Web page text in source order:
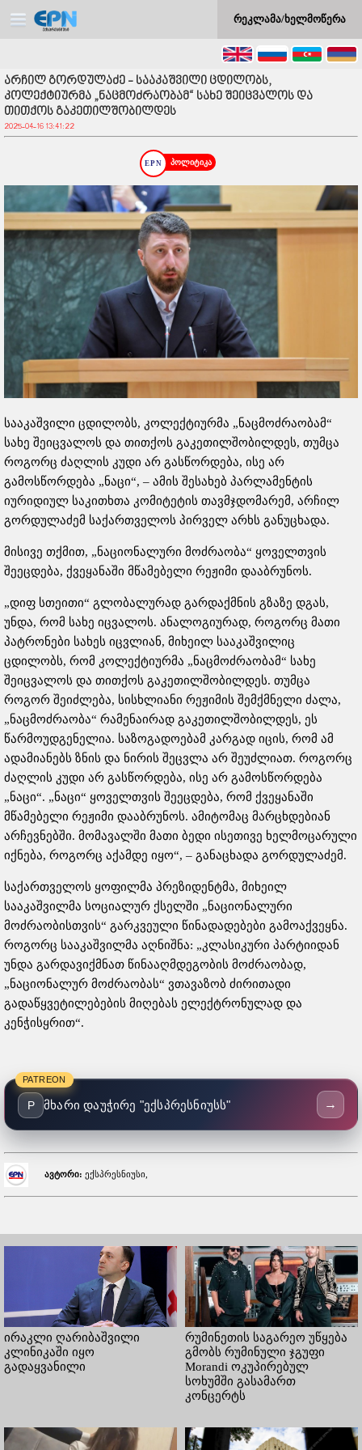
რეკლამა/ხელმოწერა
არჩილ გორდულაძე - სააკაშვილი ცდილობს,
კოლექტიურმა „ნაცმოძრაობამ“ სახე შეიცვალოს და
თითქოს გაკეთილშობილდეს
2025-04-16 13:41:22
პოლიტიკა
სააკაშვილი ცდილობს, კოლექტიურმა „ნაცმოძრაობამ“
სახე შეიცვალოს და თითქოს გაკეთილშობილდეს, თუმცა
როგორც ძაღლის კუდი არ გასწორდება, ისე არ
გამოსწორდება „ნაცი“, – ამის შესახებ პარლამენტის
იურიდიულ საკითხთა კომიტეტის თავმჯდომარემ, არჩილ
გორდულაძემ საქართველოს პირველ არხს განუცხადა.
მისივე თქმით, „ნაციონალური მოძრაობა“ ყოველთვის
შეეცდება, ქვეყანაში მწამებელი რეჟიმი დააბრუნოს.
„დიფ სთეითი“ გლობალურად გარდაქმნის გზაზე დგას,
უნდა, რომ სახე იცვალოს. ანალოგიურად, როგორც მათი
პატრონები სახეს იცვლიან, მიხეილ სააკაშვილიც
ცდილობს, რომ კოლექტიურმა „ნაცმოძრაობამ“ სახე
შეიცვალოს და თითქოს გაკეთილშობილდეს. თუმცა
როგორ შეიძლება, სისხლიანი რეჟიმის შემქმნელი ძალა,
„ნაცმოძრაობა“ რამენაირად გაკეთილშობილდეს, ეს
წარმოუდგენელია. საზოგადოებამ კარგად იცის, რომ ამ
ადამიანებს ზნის და ნირის შეცვლა არ შეუძლიათ. როგორც
ძაღლის კუდი არ გასწორდება, ისე არ გამოსწორდება
„ნაცი“. „ნაცი“ ყოველთვის შეეცდება, რომ ქვეყანაში
მწამებელი რეჟიმი დააბრუნოს. ამიტომაც მარცხდებიან
არჩევნებში. მომავალში მათი ბედი ისეთივე ხელმოცარული
იქნება, როგორც აქამდე იყო“, – განაცხადა გორდულაძემ.
საქართველოს ყოფილმა პრეზიდენტმა, მიხეილ
სააკაშვილმა სოციალურ ქსელში „ნაციონალური
მოძრაობისთვის“ გარკვეული წინადადებები გამოაქვეყნა.
როგორც სააკაშვილმა აღნიშნა: „კლასიკური პარტიიდან
უნდა გარდავიქმნათ წინააღმდეგობის მოძრაობად,
„ნაციონალურ მოძრაობას“ ვთავაზობ ძირითადი
გადაწყვეტილებების მიღებას ელექტრონულად და
კენჭისყრით“.
PATREON
P მხარი დაუჭირე "ექსპრესნიუსს" →
ავტორი: ექსპრესნიუსი,
ირაკლი ღარიბაშვილი
კლინიკაში იყო
გადაყვანილი
რუმინეთის საგარეო უწყება
გმობს რუმინული ჯგუფი
Morandi ოკუპირებულ
სოხუმში გასამართ
კონცერტს